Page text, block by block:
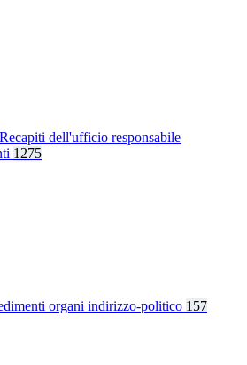
Recapiti dell'ufficio responsabile
1275
organi indirizzo-politico 157